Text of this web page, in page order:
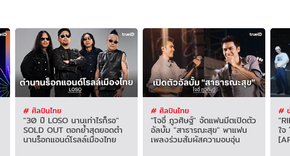
# ศิลปินไทย
"30 ปี LOSO นานเท่าไรก็รอ"
SOLD OUT ตอกย้ำสุดยอดตำ
นานร็อกแอนด์โรลล์เมืองไทย
# ศิลปินไทย
"โจอี้ ภูวศิษฐ์" จัดแฟนมีตเปิดตัว
อัลบั้ม "สาธารณะสุข" พาแฟน
เพลงร่วมสัมผัสความอบอุ่น
#
ใจ